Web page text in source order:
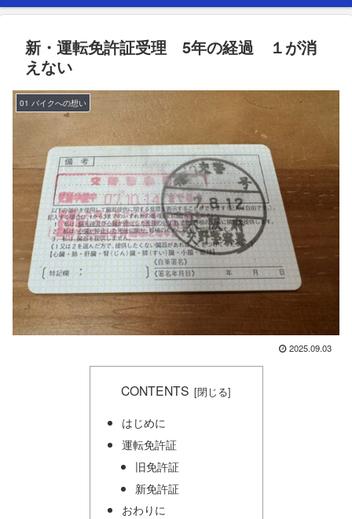
新・運転免許証受理 5年の経過 １が消
えない
01 バイクへの想い
2025.09.03
CONTENTS
はじめに
運転免許証
旧免許証
新免許証
おわりに